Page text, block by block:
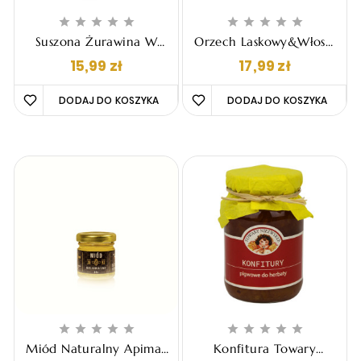
    
Suszona Żurawina W
15,99 złCena
    
Orzech Laskowy&włoski
220g
17,99 złCena
    
Miód Naturalny Apimar
    
Konfitura Towary